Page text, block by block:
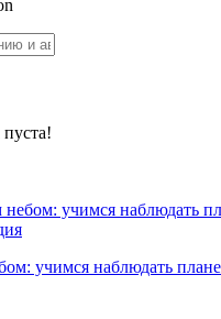
учимся наблюдать